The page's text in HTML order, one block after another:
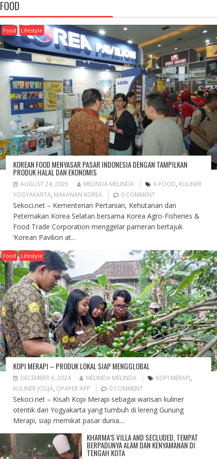
FOOD
Food Lifestyle
KOREAN FOOD MENYASAR PASAR INDONESIA DENGAN TAMPILKAN
PRODUK HALAL DAN EKONOMIS
AUGUST 24, 2025 MELINDA MELINDA K-FOOD, KULINER
YOGYAKARTA, MAKANAN KOREA 0 COMMENT
Sekoci.net – Kementerian Pertanian, Kehutanan dan
Peternakan Korea Selatan bersama Korea Agro-Fisheries &
Food Trade Corporation menggelar pameran bertajuk
‘Korean Pavilion at...
Food Lifestyle
KOPI MERAPI – PRODUK LOKAL SIAP MENGGLOBAL
DECEMBER 6, 2024 MELINDA MELINDA KOPI MERAPI,
KULINER JOGJA, OPAPER APP 0 COMMENT
Sekoci.net – Kisah Kopi Merapi sebagai warisan kuliner
otentik dari Yogyakarta yang tumbuh di lereng Gunung
Merapi, siap memikat pasar dunia....
KHARMA’S VILLA AND SECLUDED, TEMPAT
BERPADUNYA ALAM DAN KENYAMANAN DI
TENGAH KOTA